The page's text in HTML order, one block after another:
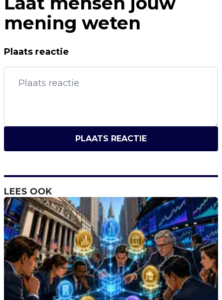
mening weten
Plaats reactie
PLAATS REACTIE
LEES OOK